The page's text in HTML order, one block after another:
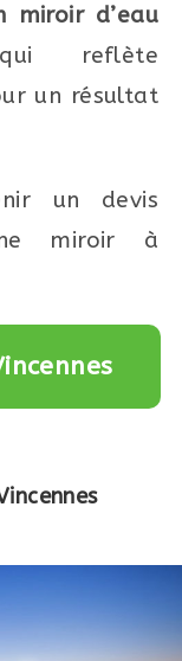
miroir d’eau
reflète
un résultat
un devis
miroir à